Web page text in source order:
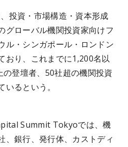
投資・市場構造・資本形成
グローバル機関投資家向けフ
ル・シンガポール・ロンドン
おり、これまでに1,200名以
登壇者、50社超の機関投資
るという。
Summit Tokyoでは、機
、銀行、発行体、カストディ